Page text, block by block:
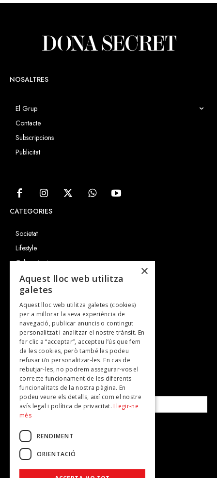
NOSALTRES
El Grup
Contacte
Subscripcions
Publicitat
CATEGORIES
Societat
Lifestyle
Cultura i art
Entrevistes
Gastronomia
TV
Plans per fer
Revistes
SUBSCRIU-TE A LA NOSTRA NEWSLETTER!
Correu electrònic*
Accepto lapolítica de privacitat
×
Aquest lloc web utilitza
galetes
Aquest lloc web utilitza galetes (cookies)
per a millorar la seva experiència de
navegació, publicar anuncis o contingut
personalitzat i analitzar el nostre trànsit. En
fer clic a “acceptar”, accepteu l’ús que fem
de les cookies, però també les podeu
refusar i/o personalitzar-les. En cas de
rebutjar-les, no podrem assegurar-vos el
correcte funcionament de les diferents
funcionalitats de la nostra pàgina. En
podeu veure els detalls, així com el nostre
avís legal i política de privacitat. Llegir-ne
més
RENDIMENT
ORIENTACIÓ